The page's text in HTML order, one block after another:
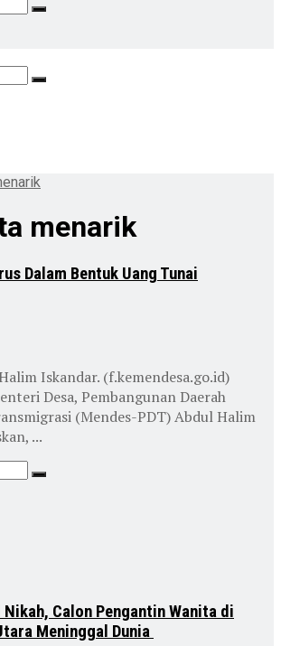
menarik
Dalam Bentuk Uang Tunai
Iskandar. (f.kemendesa.go.id)
Desa, Pembangunan Daerah
(Mendes-PDT) Abdul Halim
...
Nikah, Calon Pengantin Wanita di
Meninggal Dunia